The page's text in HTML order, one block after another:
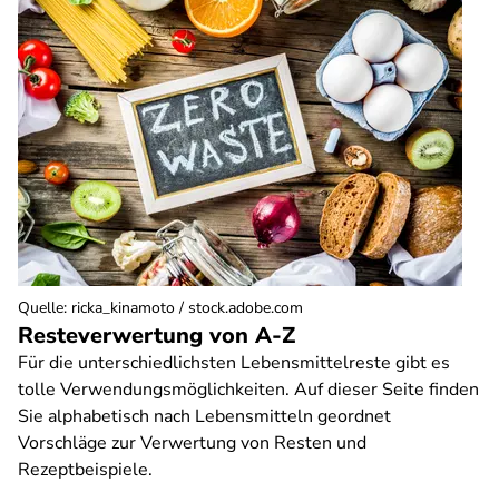
Resteverwertung von A-Z
Für die unterschiedlichsten Lebensmittelreste gibt es
tolle Verwendungsmöglichkeiten. Auf dieser Seite finden
Sie alphabetisch nach Lebensmitteln geordnet
Vorschläge zur Verwertung von Resten und
Rezeptbeispiele.
Quelle: ricka_kinamoto / stock.adobe.com